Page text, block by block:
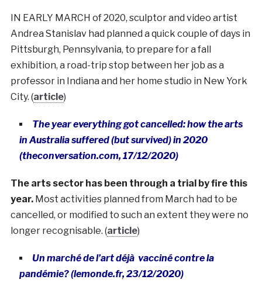
IN EARLY MARCH of 2020, sculptor and video artist
Andrea Stanislav had planned a quick couple of days in
Pittsburgh, Pennsylvania, to prepare for a fall
exhibition, a road-trip stop between her job as a
professor in Indiana and her home studio in New York
City. (article)
The year everything got cancelled: how the arts
in Australia suffered (but survived) in 2020
(theconversation.com, 17/12/2020)
The arts sector has been through a trial by fire this
year.Most activities planned from March had to be
cancelled, or modified to such an extent they were no
longer recognisable. (article)
Un marché de l’art déjà vacciné contre la
pandémie? (lemonde.fr, 23/12/2020)